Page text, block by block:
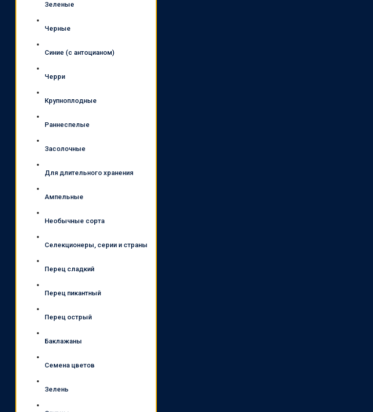
Зеленые
Черные
Синие (с антоцианом)
Черри
Крупноплодные
Раннеспелые
Засолочные
Для длительного хранения
Ампельные
Необычные сорта
Селекционеры, серии и страны
Перец сладкий
Перец пикантный
Перец острый
Баклажаны
Семена цветов
Зелень